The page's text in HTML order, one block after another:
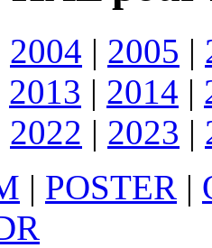
2004 | 2005 |
2013 | 2014 |
2022 | 2023 |
| POSTER |